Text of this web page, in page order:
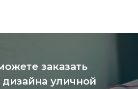
заказать
дизайна уличной